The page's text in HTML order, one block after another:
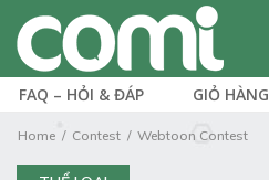
FAQ – HỎI & ĐÁP GIỎ HÀNG
Home Contest Webtoon Contest